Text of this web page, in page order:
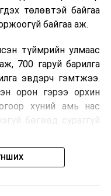
төлөвтэй байгаа
байгаа аж.
түймрийн улмаас
700 гаруй барилга
эвдэрч гэмтжээ.
орон гэрээ орхин
хүний амь нас
бөгөөд сураггүй
нэг голомтыг
галдан